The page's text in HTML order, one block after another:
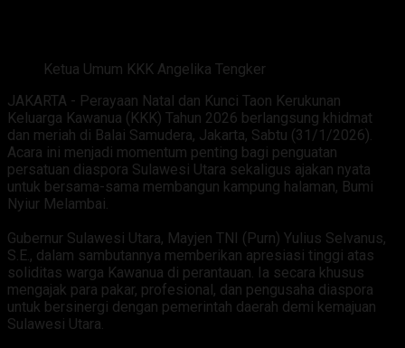
Ketua Umum KKK Angelika Tengker
‎JAKARTA -‎ Perayaan Natal dan Kunci Taon Kerukunan
Keluarga Kawanua (KKK) Tahun 2026 berlangsung khidmat
dan meriah di Balai Samudera, Jakarta, Sabtu (31/1/2026).
Acara ini menjadi momentum penting bagi penguatan
persatuan diaspora Sulawesi Utara sekaligus ajakan nyata
untuk bersama-sama membangun kampung halaman, Bumi
Nyiur Melambai.
‎Gubernur Sulawesi Utara, Mayjen TNI (Purn) Yulius Selvanus,
S.E., dalam sambutannya memberikan apresiasi tinggi atas
soliditas warga Kawanua di perantauan. Ia secara khusus
mengajak para pakar, profesional, dan pengusaha diaspora
untuk bersinergi dengan pemerintah daerah demi kemajuan
Sulawesi Utara.